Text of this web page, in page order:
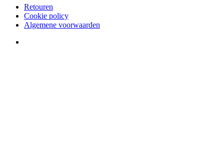
Retouren
Cookie policy
Algemene voorwaarden